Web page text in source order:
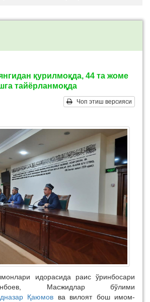
қурилмоқда, 44 та жоме
тайёрланмоқда
Чоп этиш версияси
идорасида раис ўринбосари
Масжидлар бўлими
Қаюмов
ва вилоят бош имом-